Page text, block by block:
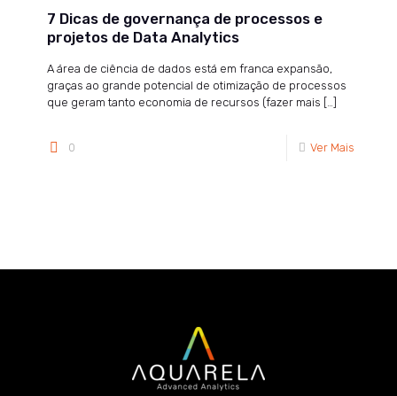
7 Dicas de governança de processos e
projetos de Data Analytics
A área de ciência de dados está em franca expansão,
graças ao grande potencial de otimização de processos
que geram tanto economia de recursos (fazer mais […]
0 Ver Mais